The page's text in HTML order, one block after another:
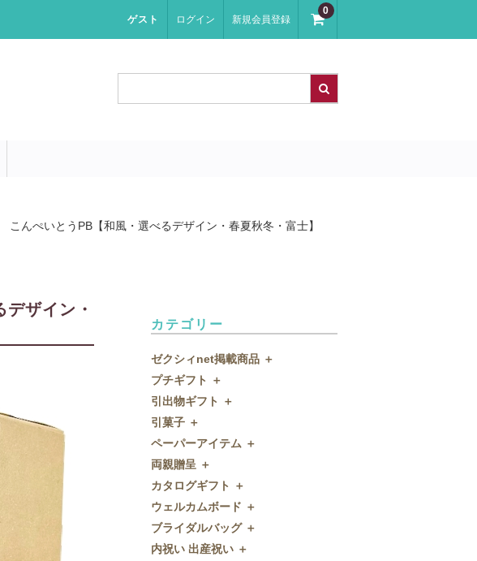
ゲスト ログイン 新規会員登録
0
こんぺいとうPB【和風・選べるデザイン・春夏秋冬・富士】
ザイン・
カテゴリー
ゼクシィnet掲載商品 ＋
ゼクシィnet掲載商品
プチギフト ＋
プチギフト
ウェルカムプチギフト
アメニティ
キャンディー・金平糖
クッキー
スプーン
チョコレート
ディズニー
引出物ギフト ＋
引出物ギフト
グラス
タオル・石鹸・名披露目
ディズニーギフト
今治タオル
引出物セット
和食器
引菓子 ＋
引菓子
バウムクーヘン
洋菓子
和菓子
FLAVOR
ペーパーアイテム ＋
ペーパーアイテム
招待状
席次表
席札
付箋・メッセージカード
両親贈呈 ＋
両親贈呈
ディズニーウェイトドール
ウェイトベア
子育て卒業証書
カタログギフト ＋
カタログギフト
OCEAN&TERRE GOURMET
SHIKISAI ONE
ウェルカムボード ＋
ウェルカムボード
カラーステンドグラス調
ブライダルバッグ ＋
ブライダルバッグ
内祝い 出産祝い ＋